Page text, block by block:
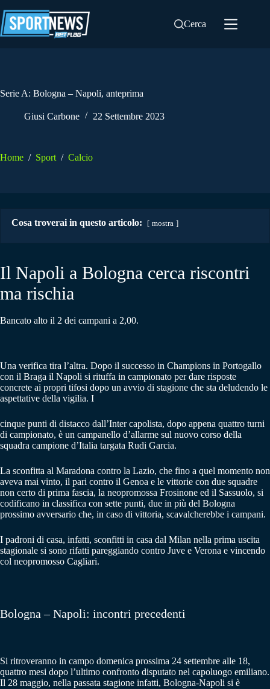
al
contenuto
Cerca
Serie A: Bologna – Napoli, anteprima
Giusi Carbone 22 Settembre 2023
Home / Sport / Calcio
Cosa troverai in questo articolo: mostra
Il Napoli a Bologna cerca riscontri
ma rischia
Bancato alto il 2 dei campani a 2,00.
Una verifica tira l’altra. Dopo il successo in Champions in Portogallo
con il Braga il Napoli si rituffa in campionato per dare risposte
concrete ai propri tifosi dopo un avvio di stagione che sta deludendo le
aspettative della vigilia. I
cinque punti di distacco dall’Inter capolista, dopo appena quattro turni
di campionato, è un campanello d’allarme sul nuovo corso della
squadra campione d’Italia targata Rudi Garcia.
La sconfitta al Maradona contro la Lazio, che fino a quel momento non
aveva mai vinto, il pari contro il Genoa e le vittorie con due squadre
non certo di prima fascia, la neopromossa Frosinone ed il Sassuolo, si
codificano in classifica con sette punti, due in più del Bologna
prossimo avversario che, in caso di vittoria, scavalcherebbe i campani.
I padroni di casa, infatti, sconfitti in casa dal Milan nella prima uscita
stagionale si sono rifatti pareggiando contro Juve e Verona e vincendo
col neopromosso Cagliari.
Bologna – Napoli: incontri precedenti
Si ritroveranno in campo domenica prossima 24 settembre alle 18,
quattro mesi dopo l’ultimo confronto disputato nel capoluogo emiliano.
Il 28 maggio, nella passata stagione infatti, Bologna-Napoli si è